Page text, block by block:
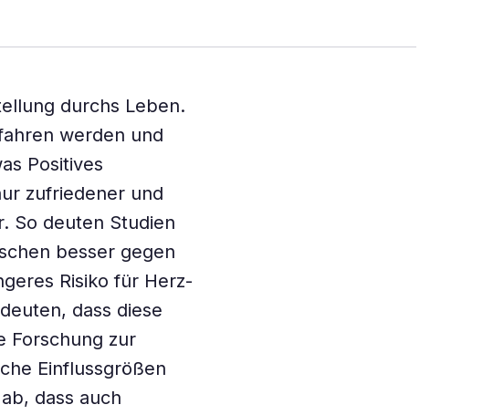
durchs Leben.
werden und
Positives
zufriedener und
So deuten Studien
besser gegen
Risiko für Herz-
dass diese
Forschung zur
Einflussgrößen
dass auch